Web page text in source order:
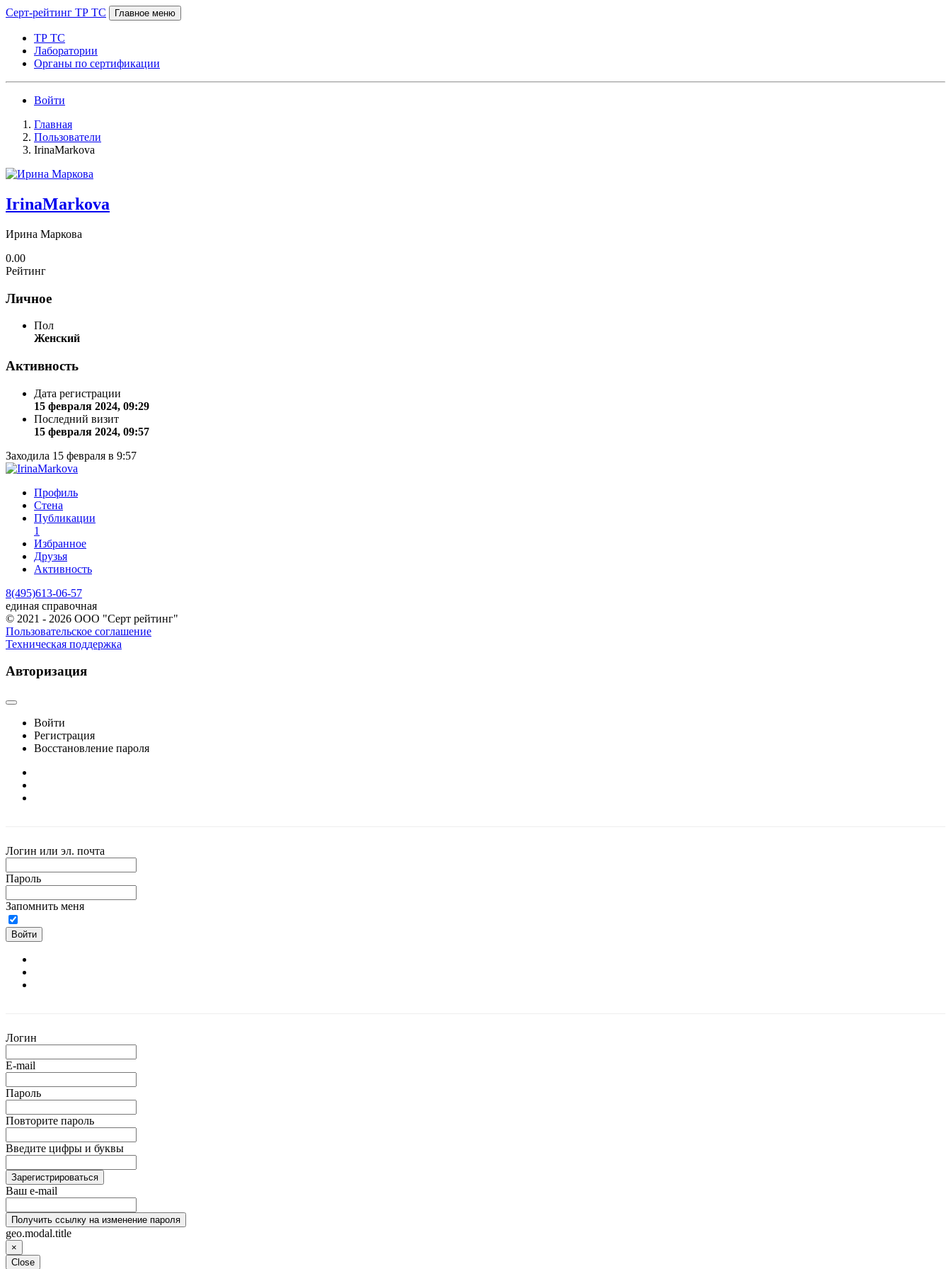
Серт-рейтинг ТР ТС Главное меню
ТР ТС
Лаборатории
Органы по сертификации
Войти
Главная
Пользователи
IrinaMarkova
IrinaMarkova
Ирина Маркова
0.00
Рейтинг
Личное
Пол
Женский
Активность
Дата регистрации
15 февраля 2024, 09:29
Последний визит
15 февраля 2024, 09:57
Заходила 15 февраля в 9:57
Профиль
Стена
Публикации
1
Избранное
Друзья
Активность
8(495)613-06-57
единая справочная
© 2021 - 2026 ООО "Серт рейтинг"
Пользовательское соглашение
Техническая поддержка
Авторизация
Войти
Регистрация
Восстановление пароля
Логин или эл. почта
Пароль
Запомнить меня
Войти
Логин
E-mail
Пароль
Повторите пароль
Введите цифры и буквы
Зарегистрироваться
Ваш e-mail
Получить ссылку на изменение пароля
geo.modal.title
×
Close